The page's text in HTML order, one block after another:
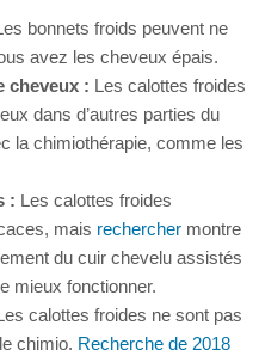
bonnets froids peuvent ne
avez les cheveux épais.
cheveux : Les calottes froides
dans d’autres parties du
la chimiothérapie, comme les
: Les calottes froides
mais rechercher montre
du cuir chevelu assistés
mieux fonctionner.
calottes froides ne sont pas
chimio. Recherche de 2018